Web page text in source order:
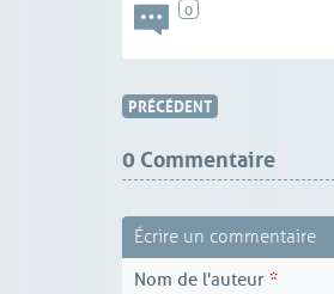
0
PRÉCÉDENT
0 Commentaire
Écrire un commentaire
Nom de l'auteur *